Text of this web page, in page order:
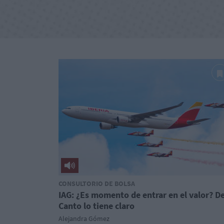
CONSULTORIO DE BOLSA
IAG: ¿Es momento de entrar en el valor?
Canto lo tiene claro
Alejandra Gómez